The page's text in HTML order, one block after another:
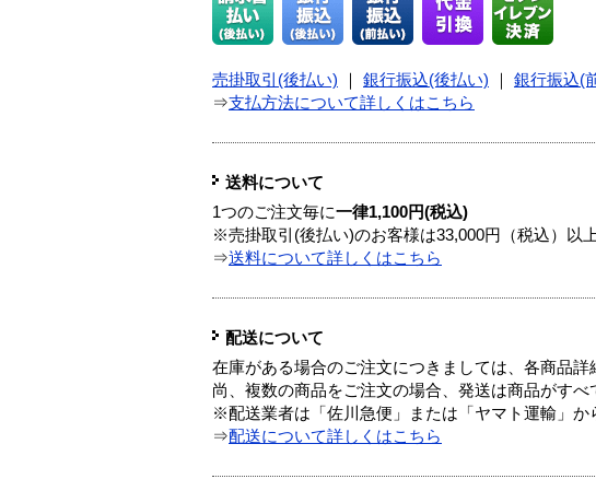
売掛取引(後払い) 銀行振込(後払い) 銀行振込(
⇒支払方法について詳しくはこちら
送料について
1つのご注文毎に一律1,100円(税込)
※売掛取引(後払い)のお客様は33,000円（税込）以
⇒送料について詳しくはこちら
配送について
在庫がある場合のご注文につきましては、各商品
尚、複数の商品をご注文の場合、発送は商品がすべ
※配送業者は「佐川急便」または「ヤマト運輸」か
⇒配送について詳しくはこちら